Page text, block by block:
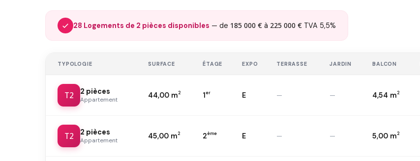
28 Logements de 2 pièces disponibles — de 185 000 € à 225 000 € TVA 5,5%
TYPOLOGIE SURFACE ÉTAGE EXPO TERRASSE JARDIN BALCON
T2 2 pièces
Appartement
44,00 m2 1er E — — 4,54 m2
T2 2 pièces
Appartement
45,00 m2 2ème E — — 5,00 m2